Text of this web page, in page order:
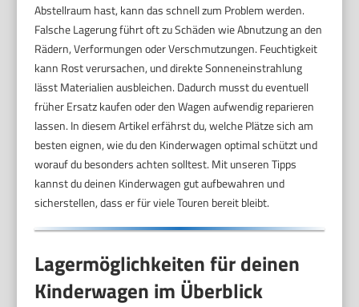
Abstellraum hast, kann das schnell zum Problem werden.
Falsche Lagerung führt oft zu Schäden wie Abnutzung an den
Rädern, Verformungen oder Verschmutzungen. Feuchtigkeit
kann Rost verursachen, und direkte Sonneneinstrahlung
lässt Materialien ausbleichen. Dadurch musst du eventuell
früher Ersatz kaufen oder den Wagen aufwendig reparieren
lassen. In diesem Artikel erfährst du, welche Plätze sich am
besten eignen, wie du den Kinderwagen optimal schützt und
worauf du besonders achten solltest. Mit unseren Tipps
kannst du deinen Kinderwagen gut aufbewahren und
sicherstellen, dass er für viele Touren bereit bleibt.
Lagermöglichkeiten für deinen
Kinderwagen im Überblick